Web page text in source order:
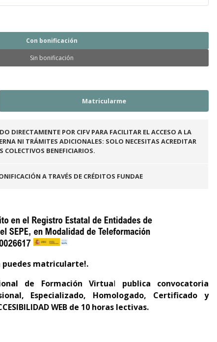
Con bonificación
Sin bonificación
DIRECTAMENTE POR CIFV PARA FACILITAR EL ACCESO A LA
NI TRÁMITES ADICIONALES: SOLO NECESITAS ACREDITAR
COLECTIVOS BENEFICIARIOS.
A TRAVÉS DE CRÉDITOS FUNDAE
puedes matricularte!.
de Formación Virtual publica convocatoria
Especializado, Homologado, Certificado y
WEB de 10 horas lectivas.